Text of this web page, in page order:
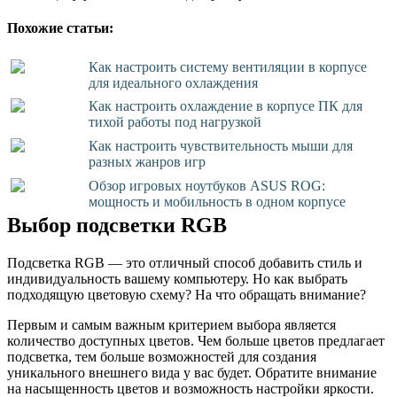
Похожие статьи:
Как настроить систему вентиляции в корпусе
для идеального охлаждения
Как настроить охлаждение в корпусе ПК для
тихой работы под нагрузкой
Как настроить чувствительность мыши для
разных жанров игр
Обзор игровых ноутбуков ASUS ROG:
мощность и мобильность в одном корпусе
Выбор подсветки RGB
Подсветка RGB — это отличный способ добавить стиль и
индивидуальность вашему компьютеру. Но как выбрать
подходящую цветовую схему? На что обращать внимание?
Первым и самым важным критерием выбора является
количество доступных цветов. Чем больше цветов предлагает
подсветка, тем больше возможностей для создания
уникального внешнего вида у вас будет. Обратите внимание
на насыщенность цветов и возможность настройки яркости.